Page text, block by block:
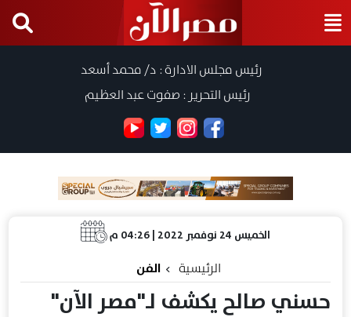
رئيس مجلس الادارة : د/ محمد أسعد
رئيس التحرير : صفوت عبد العظيم
الخميس 24 نوفمبر 2022 | 04:26 م
الرئيسية الفن
حسني صالح يكشف لـ"مصر الآن"